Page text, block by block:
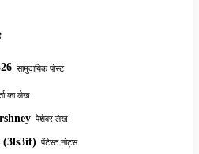
सामुदायिक पोस्ट
का लेख
पेशेवर लेख
(3ls3if) पेंटेस्ट नोट्स